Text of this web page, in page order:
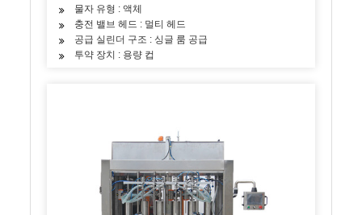
물자 유형 : 액체
충전 밸브 헤드 : 멀티 헤드
공급 실린더 구조 : 싱글 룸 공급
투약 장치 : 용량 컵